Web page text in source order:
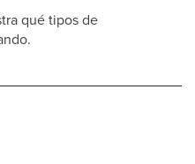
qué tipos de